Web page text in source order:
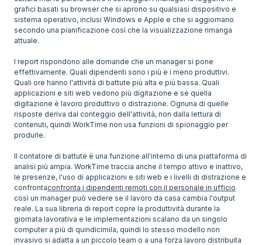
grafici basati su browser che si aprono su qualsiasi dispositivo e
sistema operativo, inclusi Windows e Apple e che si aggiornano
secondo una pianificazione così che la visualizzazione rimanga
attuale.
I report rispondono alle domande che un manager si pone
effettivamente. Quali dipendenti sono i più e i meno produttivi.
Quali ore hanno l'attività di battute più alta e più bassa. Quali
applicazioni e siti web vedono più digitazione e se quella
digitazione è lavoro produttivo o distrazione. Ognuna di quelle
risposte deriva dal conteggio dell'attività, non dalla lettura di
contenuti, quindi WorkTime non usa funzioni di spionaggio per
produrle.
Il contatore di battute è una funzione all'interno di una piattaforma di
analisi più ampia. WorkTime traccia anche il tempo attivo e inattivo,
le presenze, l'uso di applicazioni e siti web e i livelli di distrazione e
confrontaconfronta i dipendenti remoti con il personale in ufficio
così un manager può vedere se il lavoro da casa cambia l'output
reale. La sua libreria di report copre la produttività durante la
giornata lavorativa e le implementazioni scalano da un singolo
computer a più di quindicimila, quindi lo stesso modello non
invasivo si adatta a un piccolo team o a una forza lavoro distribuita